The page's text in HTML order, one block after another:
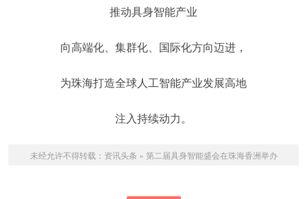
推动具身智能产业
向高端化、集群化、国际化方向迈进，
为珠海打造全球人工智能产业发展高地
注入持续动力。
未经允许不得转载： 资讯头条 » 第二届具身智能盛会在珠海香洲举办